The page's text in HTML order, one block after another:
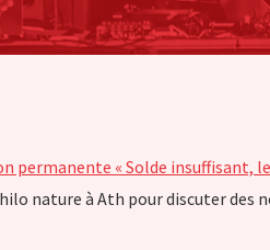
permanente « Solde insuffisant, le
nature à Ath pour discuter des